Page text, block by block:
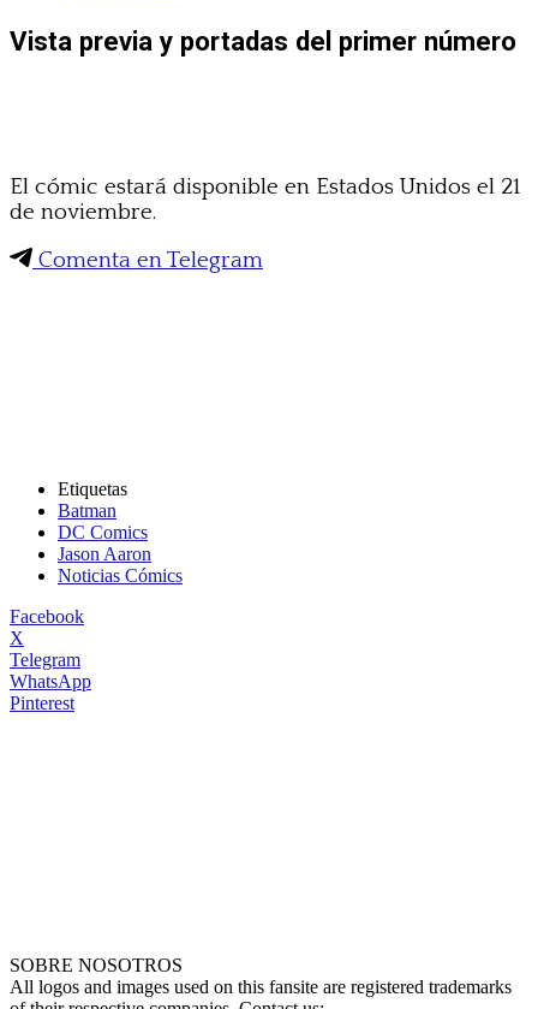
Vista previa y portadas del primer número
El cómic estará disponible en Estados Unidos el 21
de noviembre.
Comenta en Telegram
Etiquetas
Batman
DC Comics
Jason Aaron
Noticias Cómics
Facebook
X
Telegram
WhatsApp
Pinterest
SOBRE NOSOTROS
All logos and images used on this fansite are registered trademarks